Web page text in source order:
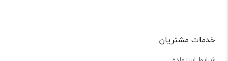
خدمات مشتریان